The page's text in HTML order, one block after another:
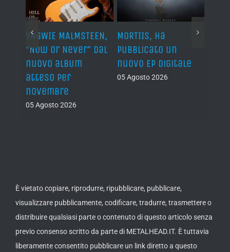
YNGWIE MALMSTEEN,
“Now Or Never” dal
nuovo album
atteso per
novembre
05 Agosto 2026
MORTIIS, ha
pubblicato un
nuovo EP digitale
05 Agosto 2026
È vietato copiare, riprodurre, ripubblicare, pubblicare,
visualizzare pubblicamente, codificare, tradurre, trasmettere o
distribuire qualsiasi parte o contenuto di questo articolo senza
previo consenso scritto da parte di METALHEAD.IT. È tuttavia
liberamente consentito pubblicare un link diretto a questo